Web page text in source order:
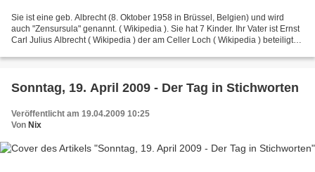
Sie ist eine geb. Albrecht (8. Oktober 1958 in Brüssel, Belgien) und wird
auch "Zensursula" genannt. ( Wikipedia ). Sie hat 7 Kinder. Ihr Vater ist Ernst
Carl Julius Albrecht ( Wikipedia ) der am Celler Loch ( Wikipedia ) beteiligt
Sonntag, 19. April 2009 - Der Tag in Stichworten
Veröffentlicht am 19.04.2009 10:25
Von Nix